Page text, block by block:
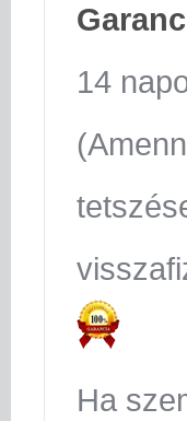
14
Ha